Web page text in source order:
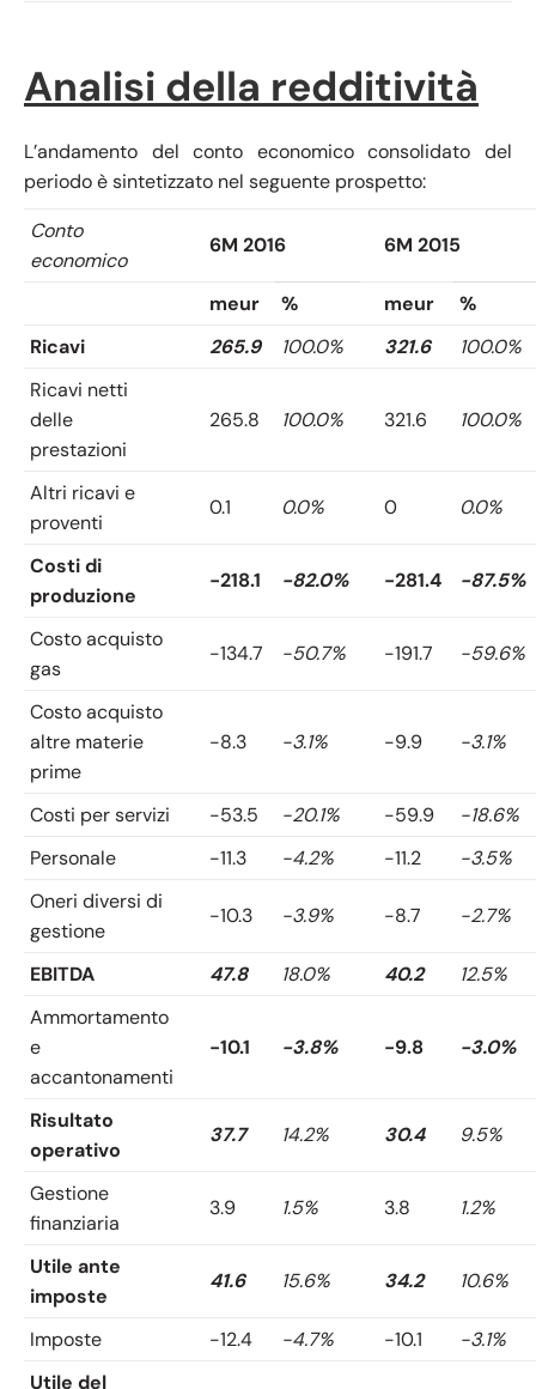
Analisi della redditività
L’andamento del conto economico consolidato del
periodo è sintetizzato nel seguente prospetto:
Conto
economico
6M 2016 6M 2015
meur % meur
%
Ricavi
265.9 100.0% 321.6
100.0%
Ricavi netti
delle
prestazioni
265.8 100.0% 321.6 100.0%
Altri ricavi e
proventi
0.1 0.0% 0 0.0%
Costi di
produzione
-218.1 -82.0% -281.4 -87.5%
Costo acquisto
gas
-134.7 -50.7% -191.7 -59.6%
Costo acquisto
altre materie
prime
-8.3 -3.1% -9.9 -3.1%
Costi per servizi -53.5 -20.1% -59.9
-18.6%
Personale
-11.3 -4.2% -11.2
-3.5%
Oneri diversi di
gestione
-10.3 -3.9% -8.7 -2.7%
EBITDA 47.8 18.0% 40.2
12.5%
Ammortamento
e
accantonamenti
-10.1 -3.8% -9.8 -3.0%
Risultato
operativo
37.7 14.2% 30.4 9.5%
Gestione
finanziaria
3.9 1.5% 3.8 1.2%
Utile ante
imposte
41.6 15.6% 34.2 10.6%
Imposte -12.4 -4.7% -10.1
-3.1%
Utile del